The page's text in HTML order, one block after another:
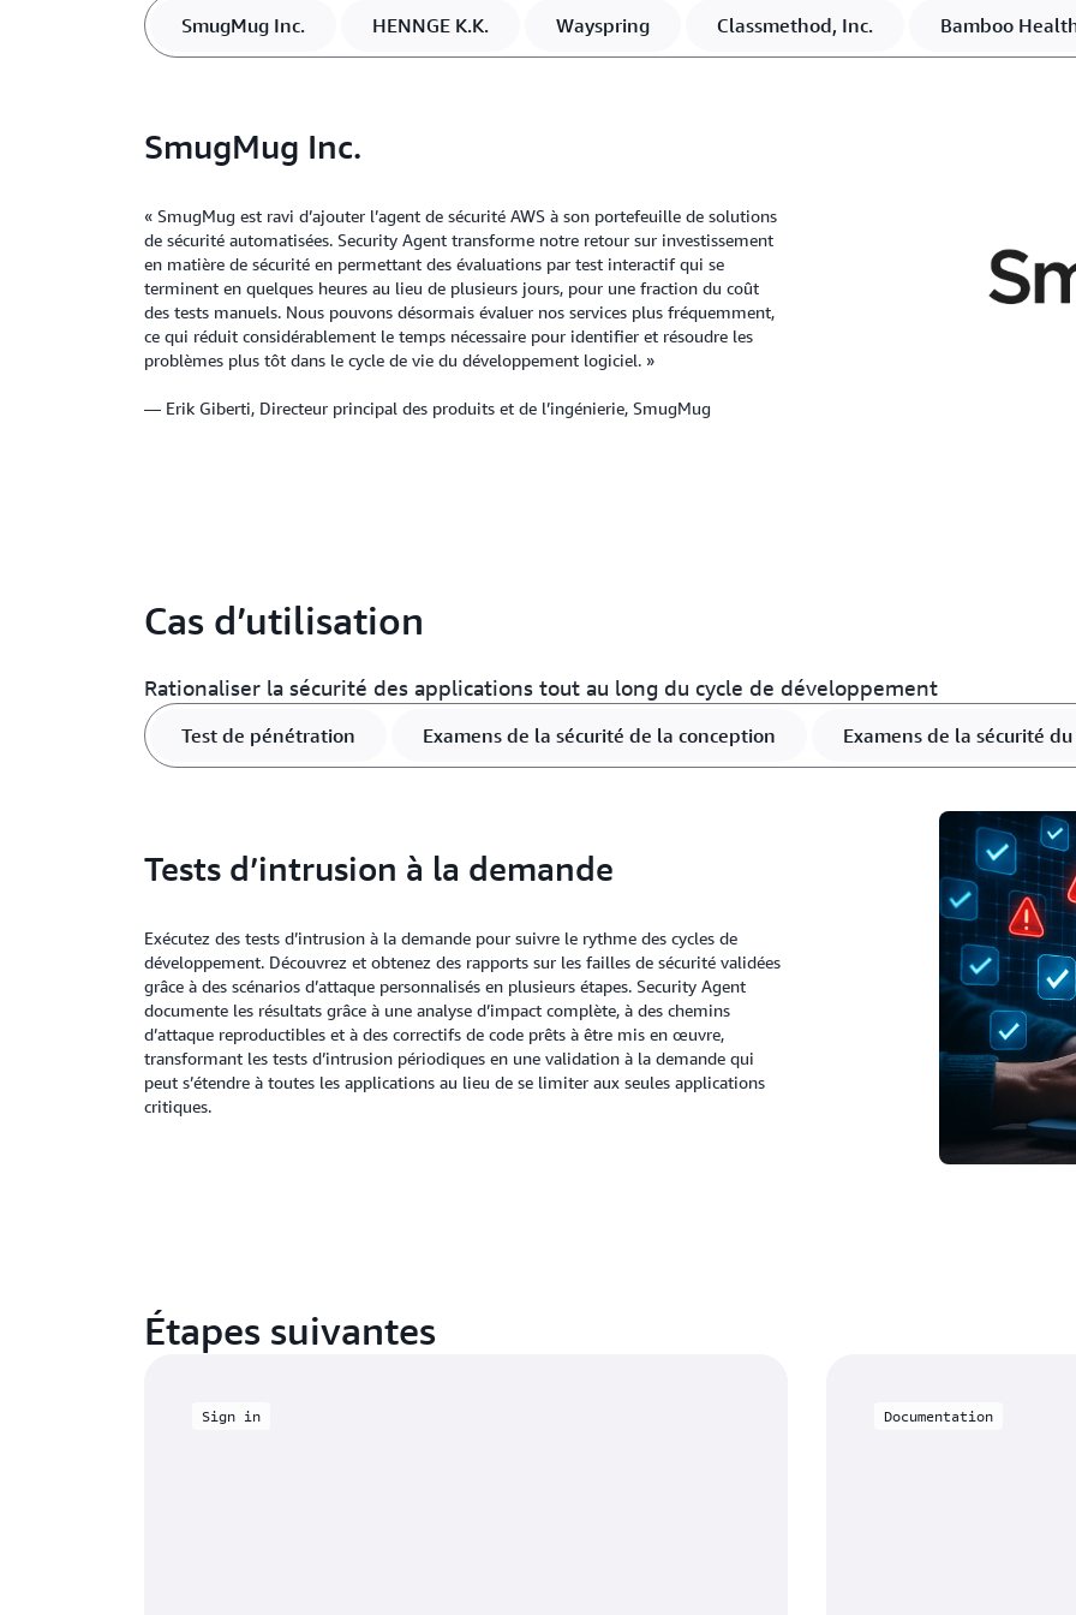
flux de données.
SmugMug Inc. HENNGE K.K. Wayspring Classmethod, Inc. Bamboo
SmugMug Inc.
« SmugMug est ravi d’ajouter l’agent de sécurité AWS à son portefeuille de solutions
de sécurité automatisées. Security Agent transforme notre retour sur investissement
en matière de sécurité en permettant des évaluations par test interactif qui se
terminent en quelques heures au lieu de plusieurs jours, pour une fraction du coût
des tests manuels. Nous pouvons désormais évaluer nos services plus fréquemment,
ce qui réduit considérablement le temps nécessaire pour identifier et résoudre les
problèmes plus tôt dans le cycle de vie du développement logiciel. »
— Erik Giberti, Directeur principal des produits et de l’ingénierie, SmugMug
Cas d’utilisation
Rationaliser la sécurité des applications tout au long du cycle de développement
Test de pénétration Examens de la sécurité de la conception Examens de la sécurité
Tests d’intrusion à la demande
Exécutez des tests d’intrusion à la demande pour suivre le rythme des cycles de
développement. Découvrez et obtenez des rapports sur les failles de sécurité validées
grâce à des scénarios d’attaque personnalisés en plusieurs étapes. Security Agent
documente les résultats grâce à une analyse d’impact complète, à des chemins
d’attaque reproductibles et à des correctifs de code prêts à être mis en œuvre,
transformant les tests d’intrusion périodiques en une validation à la demande qui
peut s’étendre à toutes les applications au lieu de se limiter aux seules applications
critiques.
Étapes suivantes
Sign in Documentation